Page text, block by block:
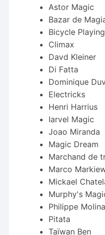
Astor Magic
Bazar de
Bicycle
Climax
Davd Kleiner
Di Fatta
Dominique
Electricks
Henri Harrius
Iarvel Magic
Joao Miranda
Magic Dream
Marchand de
Marco
Mickael
Murphy's
Philippe Molina
Pitata
Taïwan Ben